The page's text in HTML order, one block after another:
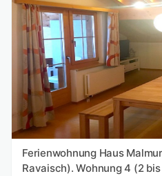
Ferienwohnung Haus
Ravaisch). Wohnung 4 (2